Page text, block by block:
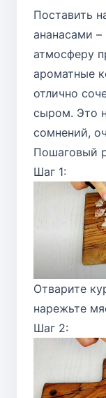
Поставить
ананасами –
атмосферу
ароматные
отлично
сыром. Это
сомнений,
Пошаговый
Шаг 1:
Отварите
нарежьте
Шаг 2: